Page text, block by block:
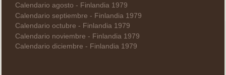
Calendario agosto - Finlandia 1979
Calendario septiembre - Finlandia 1979
Calendario octubre - Finlandia 1979
Calendario noviembre - Finlandia 1979
Calendario diciembre - Finlandia 1979